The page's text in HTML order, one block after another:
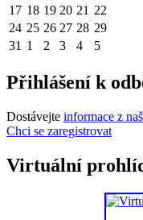
17 18 19 20 21 22
24 25 26 27 28 29
31 1 2 3 4 5
Přihlášení k
Dostávejte informace z
Chci se zaregistrovat
Virtuální